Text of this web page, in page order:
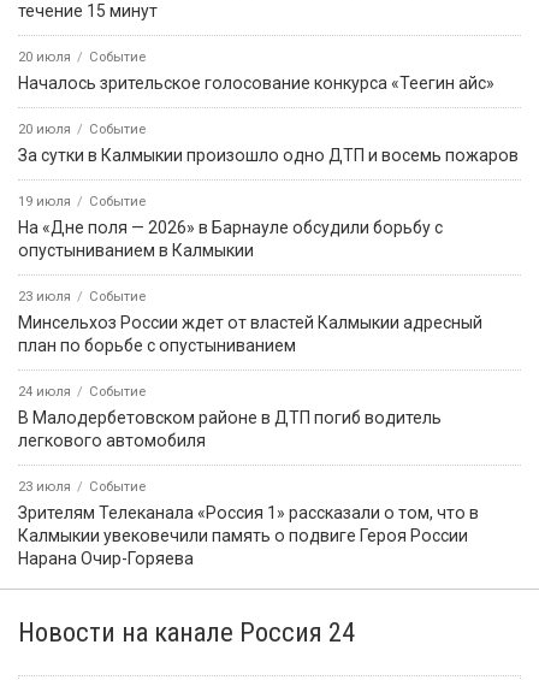
течение 15 минут
20 июля Событие
Началось зрительское голосование конкурса «Теегин айс»
20 июля Событие
За сутки в Калмыкии произошло одно ДТП и восемь пожаров
19 июля Событие
На «Дне поля — 2026» в Барнауле обсудили борьбу с
опустыниванием в Калмыкии
23 июля Событие
Минсельхоз России ждет от властей Калмыкии адресный
план по борьбе с опустыниванием
24 июля Событие
В Малодербетовском районе в ДТП погиб водитель
легкового автомобиля
23 июля Событие
Зрителям Телеканала «Россия 1» рассказали о том, что в
Калмыкии увековечили память о подвиге Героя России
Нарана Очир-Горяева
Новости на канале Россия 24